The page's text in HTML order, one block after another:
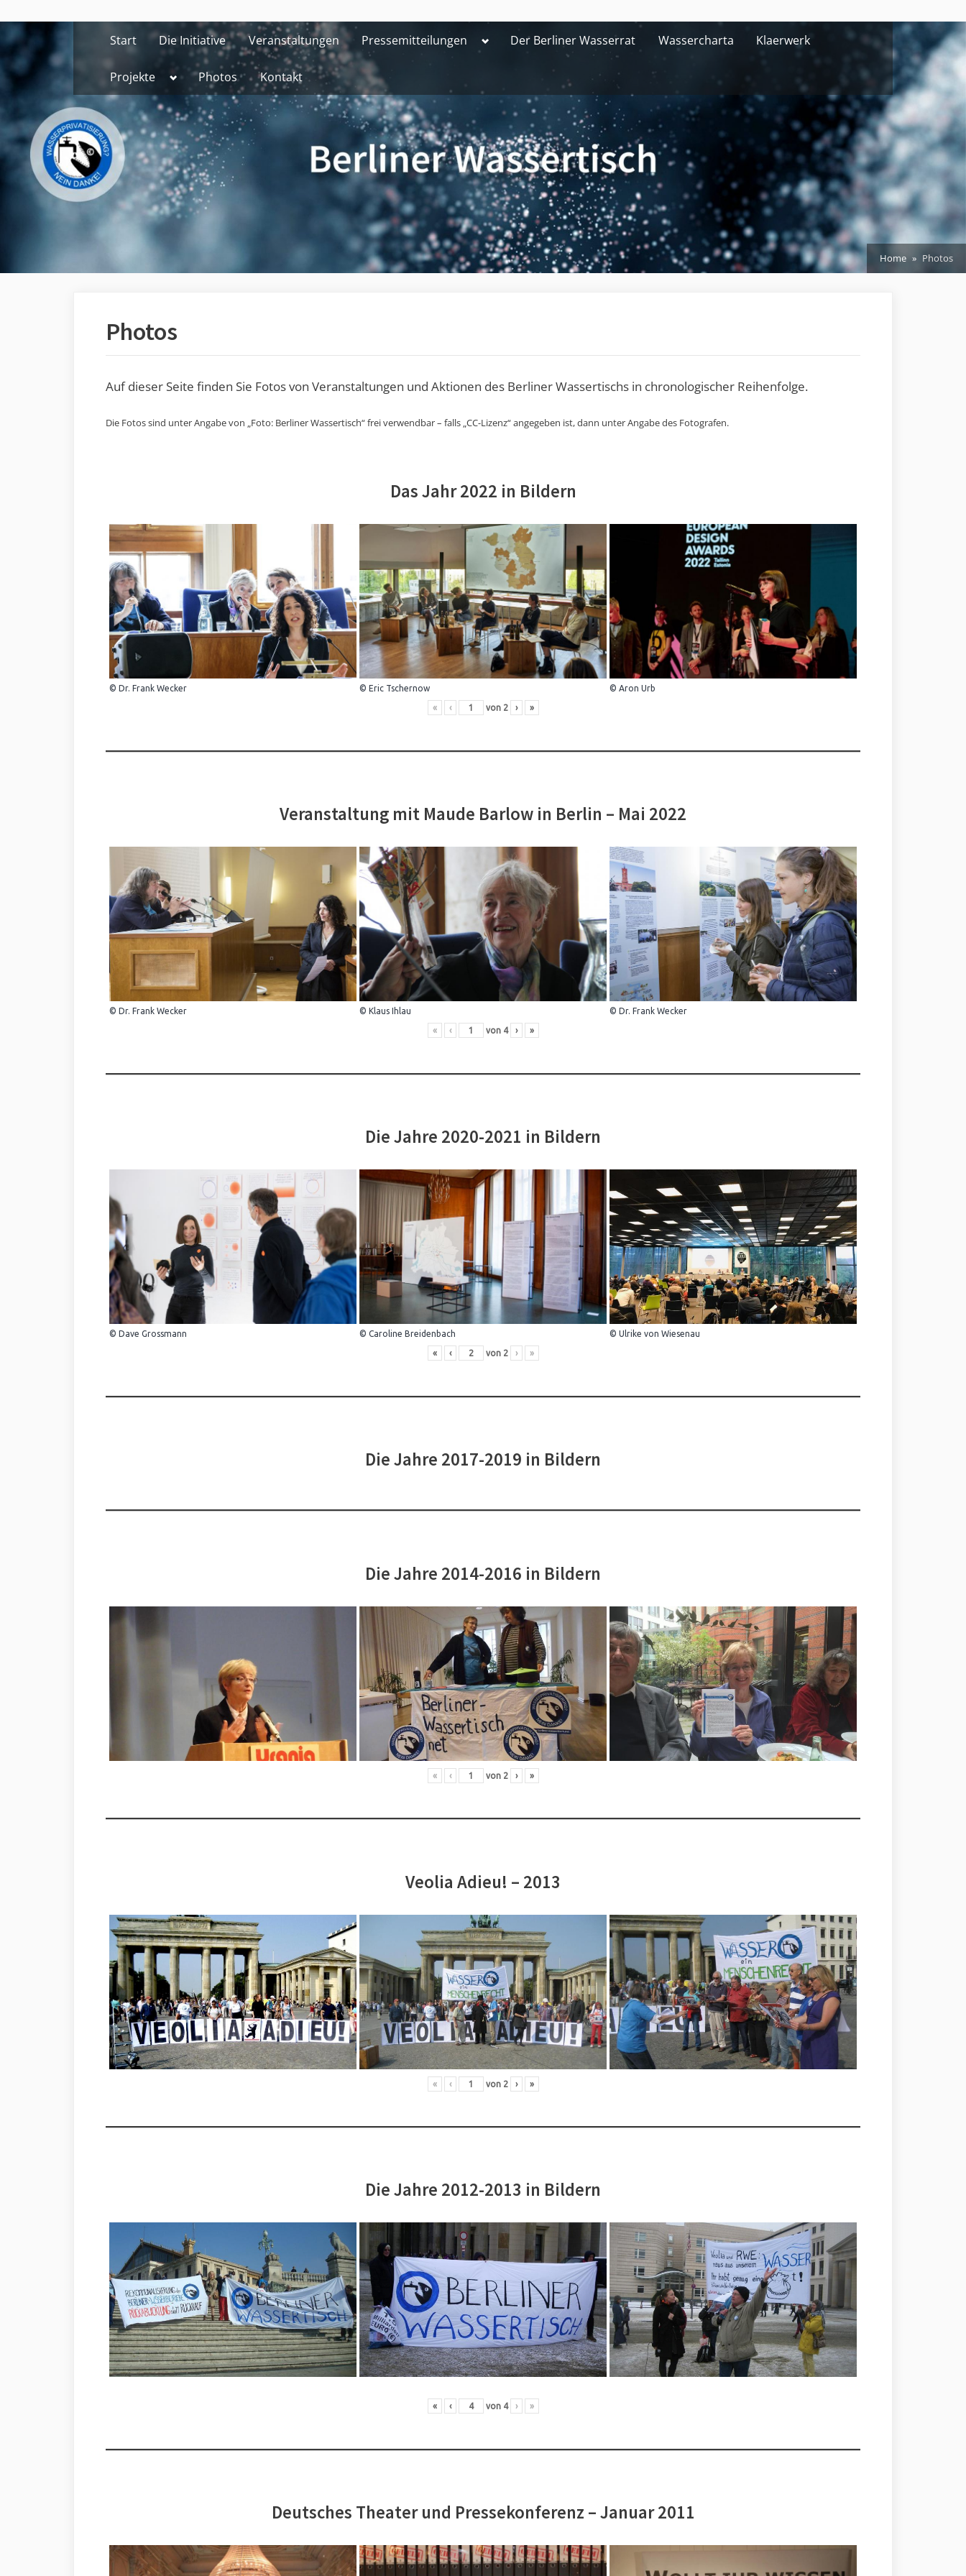
to
content
Start Die Initiative Veranstaltungen Pressemitteilungen ToggleDer Berliner Wasserrat Wassercharta Klaerwerk
Projekte Toggle
menu
Photos Kontakt
Home Photos
Photos
Auf dieser Seite finden Sie Fotos von Veranstaltungen und Aktionen des Berliner Wassertischs in chronologischer Reihenfolge.
Die Fotos sind unter Angabe von „Foto: Berliner Wassertisch“ frei verwendbar – falls „CC-Lizenz“ angegeben ist, dann unter Angabe des Fotografen.
Das Jahr 2022 in Bildern
© Dr. Frank Wecker © Eric Tschernow © Aron Urb
« ‹ von 2 › »
Veranstaltung mit Maude Barlow in Berlin – Mai 2022
© Dr. Frank Wecker © Klaus Ihlau © Dr. Frank Wecker
« ‹ von 4 › »
Die Jahre 2020-2021 in Bildern
© Dave Grossmann © Caroline Breidenbach © Ulrike von Wiesenau
« ‹ von 2 › »
Die Jahre 2017-2019 in Bildern
Die Jahre 2014-2016 in Bildern
« ‹ von 2 › »
Veolia Adieu! – 2013
« ‹ von 2 › »
Die Jahre 2012-2013 in Bildern
« ‹ von 4 › »
Deutsches Theater und Pressekonferenz – Januar 2011